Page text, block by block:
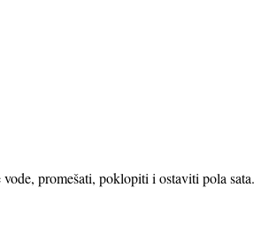
promešati, poklopiti i ostaviti pola sata.